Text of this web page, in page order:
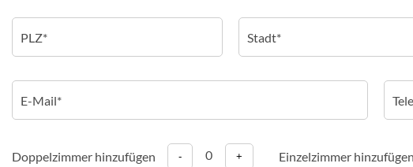
Doppelzimmer hinzufügen - 0 + Einzelzimmer hinzufügen